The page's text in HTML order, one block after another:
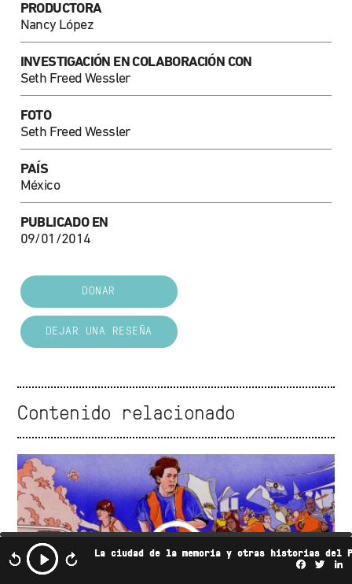
La ciudad de la memoria y otras historias del
PRODUCTORA
Nancy López
INVESTIGACIÓN EN COLABORACIÓN CON
Seth Freed Wessler
FOTO
Seth Freed Wessler
PAÍS
México
PUBLICADO EN
09/01/2014
DONAR
DEJAR UNA RESEÑA
Contenido relacionado